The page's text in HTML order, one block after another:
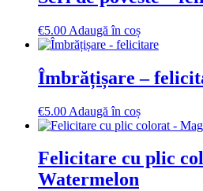
€5.00 Adaugă în coș
Îmbrățișare –
€5.00 Adaugă în coș
Felicitare cu plic
Watermelon